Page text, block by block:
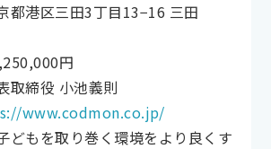
都港区三田3丁目13−16 三田
円
取締役 小池義則
www.codmon.co.jp/
どもを取り巻く環境をより良くす